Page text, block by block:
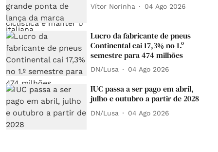
Vítor Norinha 04 Ago 2026
Lucro da fabricante de pneus
Continental cai 17,3% no 1.º
semestre para 474 milhões
DN/Lusa 04 Ago 2026
IUC passa a ser pago em abril,
julho e outubro a partir de 2028
DN/Lusa 04 Ago 2026